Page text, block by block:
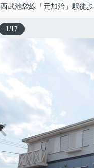
西武池袋線「元加治」駅徒
1/17